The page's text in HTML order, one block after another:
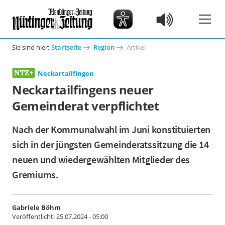
Sie sind hier: Startseite Region Artikel
Neckartailfingen
Neckartailfingens neuer
Gemeinderat verpflichtet
Nach der Kommunalwahl im Juni konstituierten
sich in der jüngsten Gemeinderatssitzung die 14
neuen und wiedergewählten Mitglieder des
Gremiums.
Gabriele Böhm
Veröffentlicht:25.07.2024 - 05:00